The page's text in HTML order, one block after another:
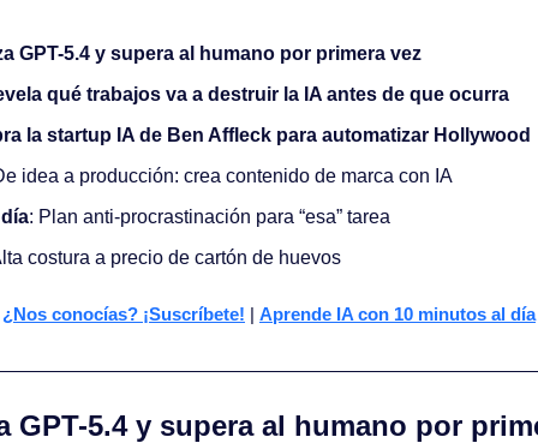
GPT-5.4 y supera al humano por primera vez
qué trabajos va a destruir la IA antes de que ocurra
la startup IA de Ben Affleck para automatizar Hollywood
idea a producción: crea contenido de marca con IA
: Plan anti-procrastinación para “esa” tarea
costura a precio de cartón de huevos
¿Nos conocías? ¡Suscríbete! | Aprende IA con 10 minutos al día
GPT-5.4 y supera al humano por